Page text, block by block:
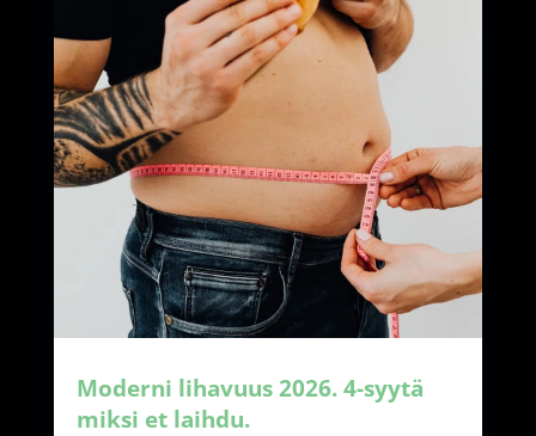
Moderni lihavuus 2026. 4-syytä
miksi et laihdu.